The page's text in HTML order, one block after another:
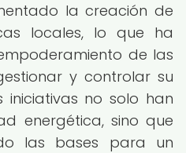
la creación de
locales, lo que ha
de las
y controlar su
iniciativas no solo han
energética, sino que
las bases para un